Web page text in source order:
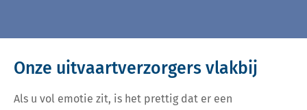
Onze uitvaartverzorgers vlakbij
Als u vol emotie zit, is het prettig dat er een